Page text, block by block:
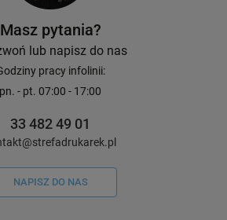
Masz pytania?
lub napisz do nas
pracy infolinii:
pn. - pt. 07:00 - 17:00
33 482 49 01
NAPISZ DO NAS